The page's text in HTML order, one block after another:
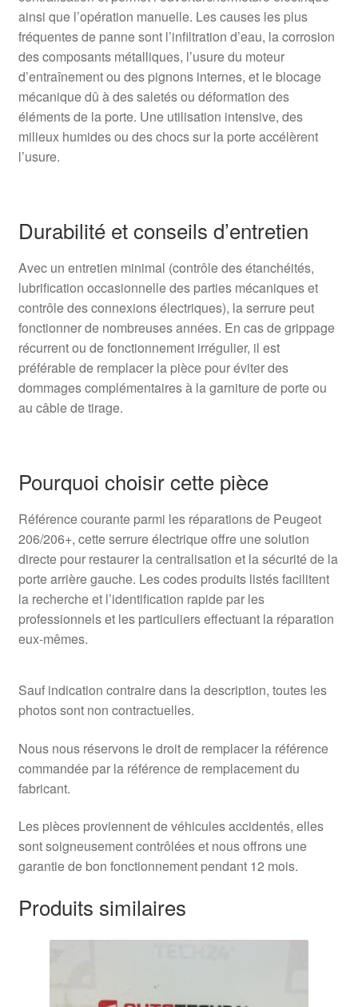
ainsi que l’opération manuelle. Les causes les plus
fréquentes de panne sont l’infiltration d’eau, la corrosion
des composants métalliques, l’usure du moteur
d’entraînement ou des pignons internes, et le blocage
mécanique dû à des saletés ou déformation des
éléments de la porte. Une utilisation intensive, des
milieux humides ou des chocs sur la porte accélèrent
l’usure.
Durabilité et conseils d’entretien
Avec un entretien minimal (contrôle des étanchéités,
lubrification occasionnelle des parties mécaniques et
contrôle des connexions électriques), la serrure peut
fonctionner de nombreuses années. En cas de grippage
récurrent ou de fonctionnement irrégulier, il est
préférable de remplacer la pièce pour éviter des
dommages complémentaires à la garniture de porte ou
au câble de tirage.
Pourquoi choisir cette pièce
Référence courante parmi les réparations de Peugeot
206/206+, cette serrure électrique offre une solution
directe pour restaurer la centralisation et la sécurité de la
porte arrière gauche. Les codes produits listés facilitent
la recherche et l’identification rapide par les
professionnels et les particuliers effectuant la réparation
eux-mêmes.
Sauf indication contraire dans la description, toutes les
photos sont non contractuelles.
Nous nous réservons le droit de remplacer la référence
commandée par la référence de remplacement du
fabricant.
Les pièces proviennent de véhicules accidentés, elles
sont soigneusement contrôlées et nous offrons une
garantie de bon fonctionnement pendant 12 mois.
Produits similaires